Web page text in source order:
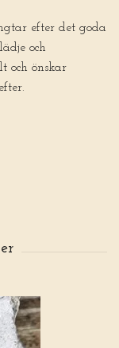
efter det goda
och
och önskar